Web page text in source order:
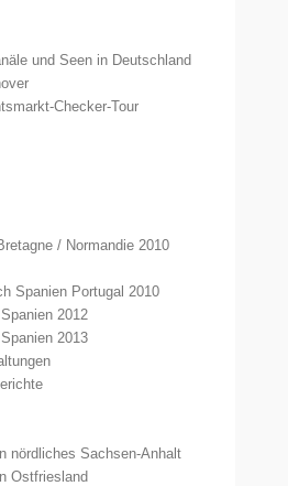
und Seen in Deutschland
Checker-Tour
/ Normandie 2010
Spanien Portugal 2010
2012
2013
nördliches Sachsen-Anhalt
Ostfriesland